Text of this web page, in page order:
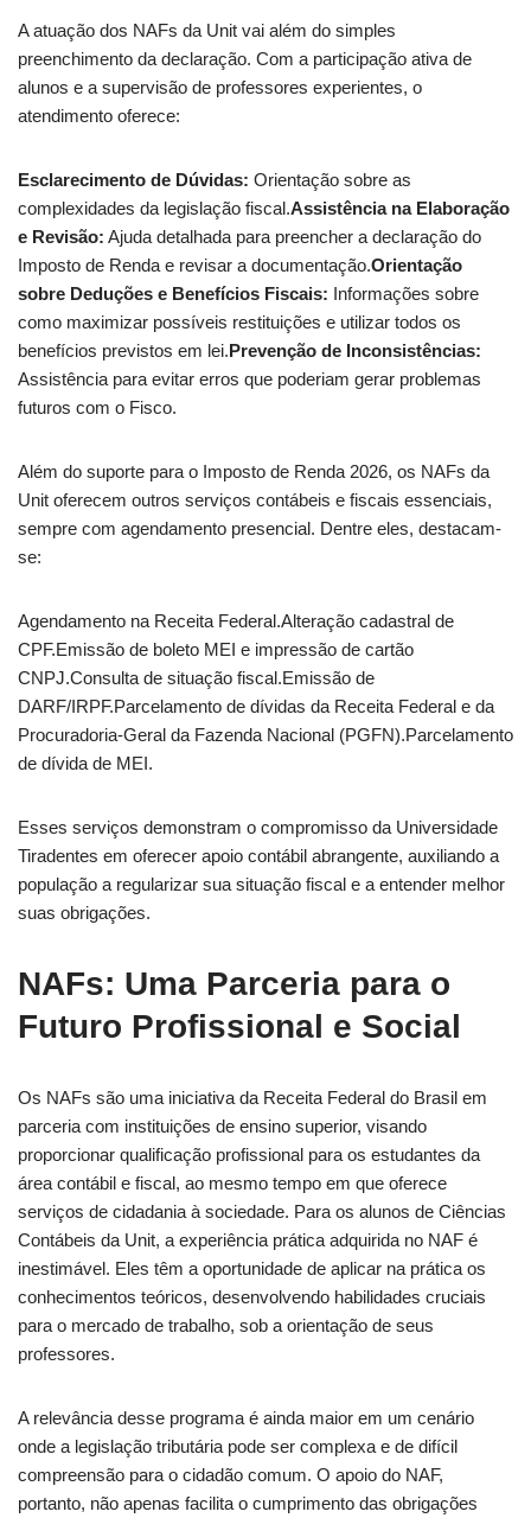
A atuação dos NAFs da Unit vai além do simples
preenchimento da declaração. Com a participação ativa de
alunos e a supervisão de professores experientes, o
atendimento oferece:
Esclarecimento de Dúvidas: Orientação sobre as
complexidades da legislação fiscal.Assistência na Elaboração
e Revisão: Ajuda detalhada para preencher a declaração do
Imposto de Renda e revisar a documentação.Orientação
sobre Deduções e Benefícios Fiscais: Informações sobre
como maximizar possíveis restituições e utilizar todos os
benefícios previstos em lei.Prevenção de Inconsistências:
Assistência para evitar erros que poderiam gerar problemas
futuros com o Fisco.
Além do suporte para o Imposto de Renda 2026, os NAFs da
Unit oferecem outros serviços contábeis e fiscais essenciais,
sempre com agendamento presencial. Dentre eles, destacam-
se:
Agendamento na Receita Federal.Alteração cadastral de
CPF.Emissão de boleto MEI e impressão de cartão
CNPJ.Consulta de situação fiscal.Emissão de
DARF/IRPF.Parcelamento de dívidas da Receita Federal e da
Procuradoria-Geral da Fazenda Nacional (PGFN).Parcelamento
de dívida de MEI.
Esses serviços demonstram o compromisso da Universidade
Tiradentes em oferecer apoio contábil abrangente, auxiliando a
população a regularizar sua situação fiscal e a entender melhor
suas obrigações.
NAFs: Uma Parceria para o
Futuro Profissional e Social
Os NAFs são uma iniciativa da Receita Federal do Brasil em
parceria com instituições de ensino superior, visando
proporcionar qualificação profissional para os estudantes da
área contábil e fiscal, ao mesmo tempo em que oferece
serviços de cidadania à sociedade. Para os alunos de Ciências
Contábeis da Unit, a experiência prática adquirida no NAF é
inestimável. Eles têm a oportunidade de aplicar na prática os
conhecimentos teóricos, desenvolvendo habilidades cruciais
para o mercado de trabalho, sob a orientação de seus
professores.
A relevância desse programa é ainda maior em um cenário
onde a legislação tributária pode ser complexa e de difícil
compreensão para o cidadão comum. O apoio do NAF,
portanto, não apenas facilita o cumprimento das obrigações